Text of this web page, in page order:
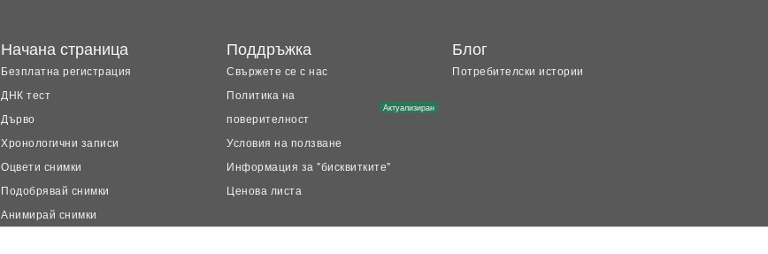
Начана страница
Безплатна регистрация
ДНК тест
Дърво
Хронологични записи
Оцвети снимки
Подобрявай снимки
Анимирай снимки
Поддръжка
Свържете се с нас
Политика на
поверителност
Актуализиран
Условия на ползване
Информация за "бисквитките"
Ценова листа
Блог
Потребителски истории